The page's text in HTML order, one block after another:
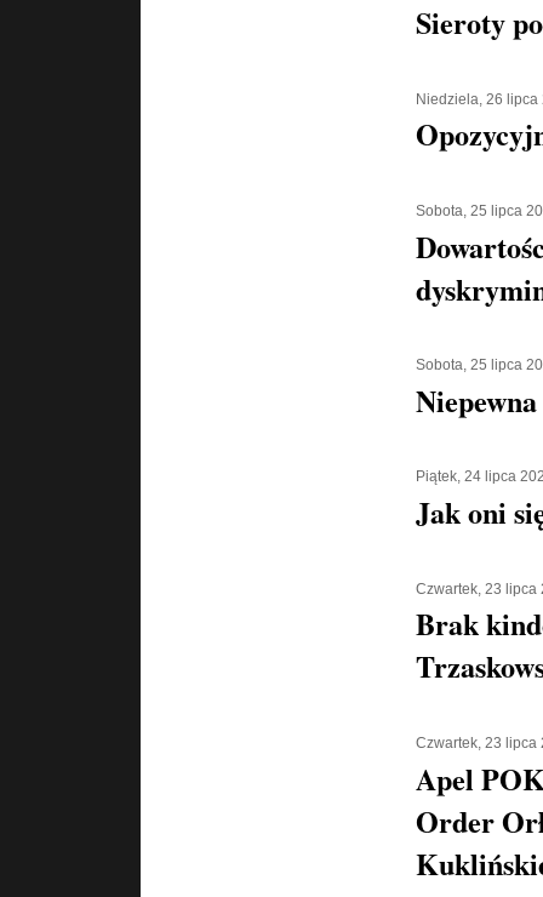
Sieroty
Niedziela, 26 lipca
Sobota, 25 lipca
Sobota, 25 lipca
Piątek, 24 lipca
Jak oni
Czwartek, 23 lipca
Brak
Czwartek, 23 lipca
Apel
Order